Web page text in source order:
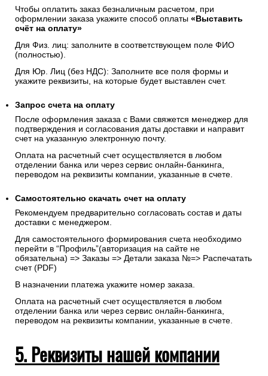
Чтобы оплатить заказ безналичным расчетом, при
оформлении заказа укажите способ оплаты «Выставить
счёт на оплату»
Для Физ. лиц: заполните в соответствующем поле ФИО
(полностью).
Для Юр. Лиц (без НДС): Заполните все поля формы и
укажите реквизиты, на которые будет выставлен счет.
Запрос счета на оплату
После оформления заказа с Вами свяжется менеджер для
подтверждения и согласования даты доставки и направит
счет на указанную электронную почту.
Оплата на расчетный счет осуществляется в любом
отделении банка или через сервис онлайн-банкинга,
переводом на реквизиты компании, указанные в счете.
Самостоятельно скачать счет на оплату
Рекомендуем предварительно согласовать состав и даты
доставки с менеджером.
Для самостоятельного формирования счета необходимо
перейти в “Профиль”(авторизация на сайте не
обязательна) => Заказы => Детали заказа №=> Распечатать
счет (PDF)
В назначении платежа укажите номер заказа.
Оплата на расчетный счет осуществляется в любом
отделении банка или через сервис онлайн-банкинга,
переводом на реквизиты компании, указанные в счете.
5. Реквизиты нашей компании